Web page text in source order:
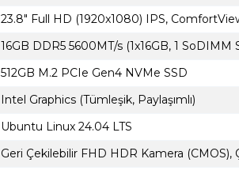
23.8" Full HD (1920x1080) IPS,
16GB DDR5 5600MT/s (1x16GB, 1
512GB M.2 PCIe Gen4 NVMe SSD
Intel Graphics (Tümleşik, Paylaşımlı)
Ubuntu Linux 24.04 LTS
Geri Çekilebilir FHD HDR Kamera (CMOS),